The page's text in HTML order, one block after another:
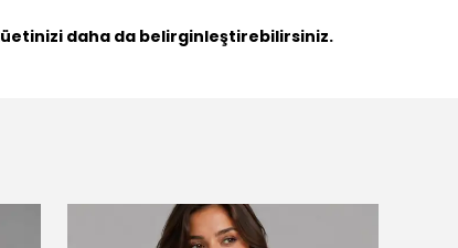
daha da belirginleştirebilirsiniz.